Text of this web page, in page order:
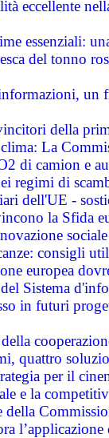
eccellente
essenziali:
del tonno
un
della
La
di camion e
regimi di
dell'UE -
la Sfida
sociale
consigli
europea
Sistema
in futuri
quattro
per il
e la
della